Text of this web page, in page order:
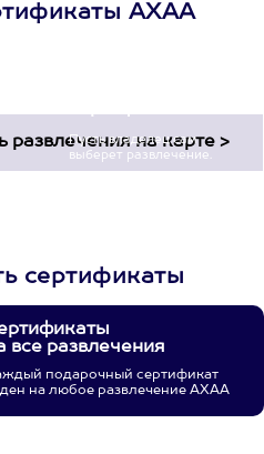
АХАА
Пусть владелец сам
выберет развлечение.
сертификаты
все развлечения
подарочный сертификат
на любое развлечение АХАА